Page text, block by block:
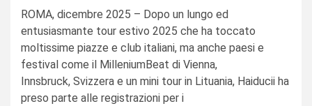
ROMA, dicembre 2025 – Dopo un lungo ed
entusiasmante tour estivo 2025 che ha toccato
moltissime piazze e club italiani, ma anche paesi e
festival come il MilleniumBeat di Vienna,
Innsbruck, Svizzera e un mini tour in Lituania, Haiducii ha
preso parte alle registrazioni per i